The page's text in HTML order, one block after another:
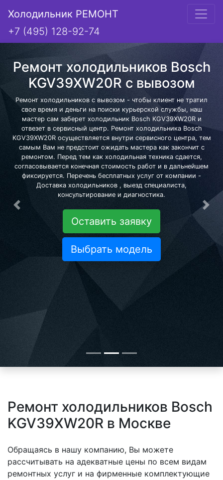
Холодильник РЕМОНТ
+7 (495) 128-92-74
Ремонт холодильников Bosch
KGV39XW20R с вывозом
Ремонт холодильников с вывозом - чтобы клиент не тратил
свое время и деньги на поиски курьерской службы, наш
мастер сам заберет холодильник Bosch KGV39XW20R и
отвезет в сервисный центр. Ремонт холодильника Bosch
KGV39XW20R осуществляется внутри сервисного центра, тем
самым Вам не предстоит ожидать мастера как закончит с
ремонтом. Перед тем как холодильная техника сдается,
согласовывается конечная стоимость работ и в дальнейшем
фиксируется. Перечень бесплатных услуг от компании -
Доставка холодильников , выезд специалиста,
консультирование и диагностика.
Оставить заявку
Выбрать модель
Предыдущая
Ремонт холодильников Bosch
KGV39XW20R в Москве
Обращаясь в нашу компанию, Вы можете
рассчитывать на адекватные цены по всем видам
ремонтных услуг и на фирменные комплектующие